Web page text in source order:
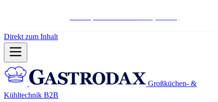
Direkt zum Inhalt
Großküchen- &
Kühltechnik B2B